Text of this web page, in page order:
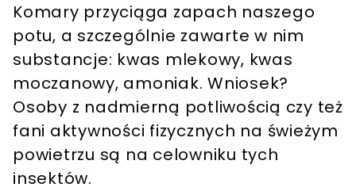
Komary przyciąga zapach naszego
potu, a szczególnie zawarte w nim
substancje: kwas mlekowy, kwas
moczanowy, amoniak. Wniosek?
Osoby z nadmierną potliwością czy też
fani aktywności fizycznych na świeżym
powietrzu są na celowniku tych
insektów.